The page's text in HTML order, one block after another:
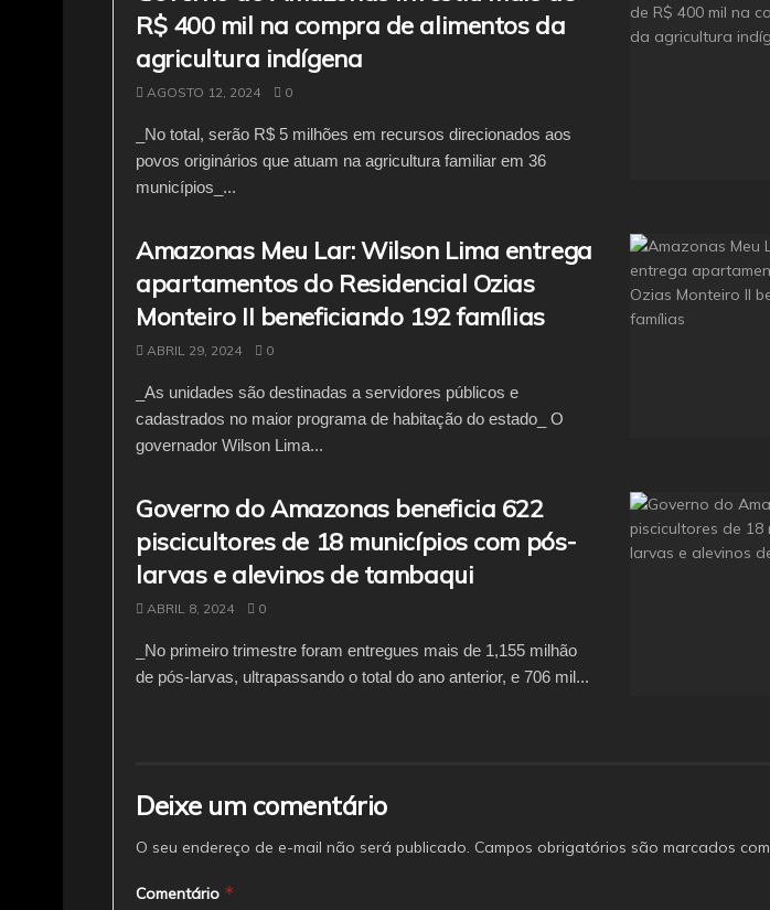
R$ 400 mil na compra de alimentos da
agricultura indígena
AGOSTO 12, 2024 0
_No total, serão R$ 5 milhões em recursos direcionados aos
povos originários que atuam na agricultura familiar em 36
municípios_...
Amazonas Meu Lar: Wilson Lima entrega
apartamentos do Residencial Ozias
Monteiro II beneficiando 192 famílias
ABRIL 29, 2024 0
_As unidades são destinadas a servidores públicos e
cadastrados no maior programa de habitação do estado_ O
governador Wilson Lima...
Governo do Amazonas beneficia 622
piscicultores de 18 municípios com pós-
larvas e alevinos de tambaqui
ABRIL 8, 2024 0
_No primeiro trimestre foram entregues mais de 1,155 milhão
de pós-larvas, ultrapassando o total do ano anterior, e 706 mil...
Deixe um comentário
O seu endereço de e-mail não será publicado. Campos obrigatórios são marcados com
Comentário *